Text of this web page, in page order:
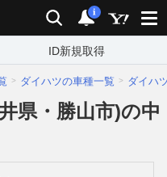
検索 通知
i
ID新規取得
ダイハツの車種一覧 ダイハ
県・勝山市)の中